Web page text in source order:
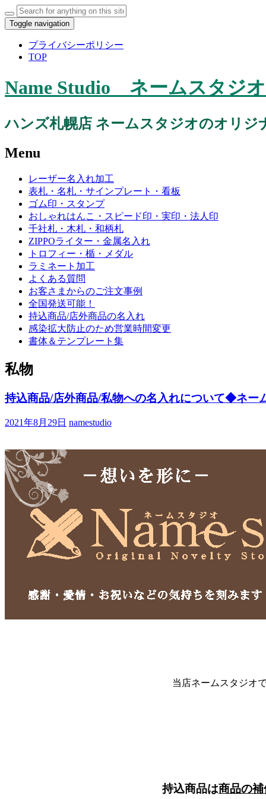
Search
for:
Toggle navigation
プライバシーポリシー
TOP
Name Studio ネームスタ
ハンズ札幌店 ネームスタジオのオリジ
Menu
Skip
content
レーザー名入れ加工
表札・名札・サインプレート・看板
ゴム印・スタンプ
おしゃれはんこ・スピード印・実印・法人印
千社札・木札・和柄札
ZIPPOライター・金属名入れ
トロフィー・楯・メダル
ラミネート加工
よくある質問
お客さまからのご注文事例
全国発送可能！
持込商品/店外商品の名入れ
感染拡大防止のため営業時間変更
書体＆テンプレート集
私物
持込商品/店外商品/私物への名入れについて◆ネー
2021年8月29日 namestudio
当店ネームスタジオ
持込商品は商品の